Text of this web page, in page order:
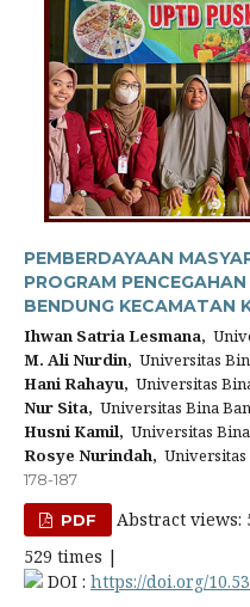
PEMBERDAYAAN
PROGRAM
BENDUNG KECAMATAN
Ihwan Satria Lesmana,
M. Ali Nurdin, Universitas
Hani Rahayu, Universitas
Nur Sita, Universitas Bina
Husni Kamil, Universitas
Rosye Nurindah,
178-187
PDF
Abstract views:
529 times |
DOI : https://doi.org/